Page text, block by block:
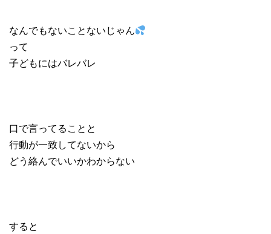
なんでもないことないじゃん
って
子どもにはバレバレ
口で言ってることと
行動が一致してないから
どう絡んでいいかわからない
すると